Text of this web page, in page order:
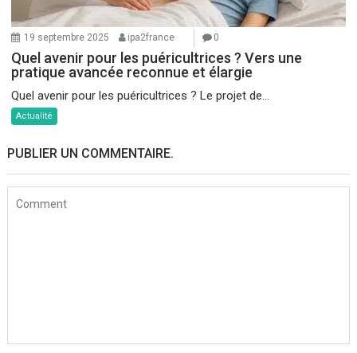
19 septembre 2025 ipa2france 0
Quel avenir pour les puéricultrices ? Vers une
pratique avancée reconnue et élargie
Quel avenir pour les puéricultrices ? Le projet de...
Actualité
PUBLIER UN COMMENTAIRE.